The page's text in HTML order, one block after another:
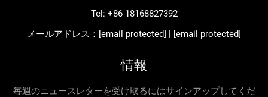
Tel: +86 18168827392
メールアドレス： [email protected] [email protected]
情報
毎週のニュースレターを受け取るにはサインアップしてくだ